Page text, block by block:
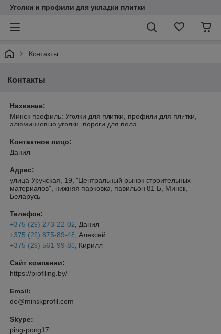
Уголки и профили для укладки плитки
Контакты
Контакты
Название:
Минск профиль: Уголки для плитки, профили для плитки,
алюминиевые уголки, пороги для пола
Контактное лицо:
Данил
Адрес:
улица Уручская, 19, "Центральный рынок строительных
материалов", нижняя парковка, павильон 81 Б, Минск,
Беларусь
Телефон:
+375 (29) 273-22-02 , Данил
+375 (29) 875-89-48 , Алексей
+375 (29) 561-99-83 , Кирилл
Сайт компании:
https://profiling.by/
Email:
de@minskprofil.com
Skype:
ping-pong17